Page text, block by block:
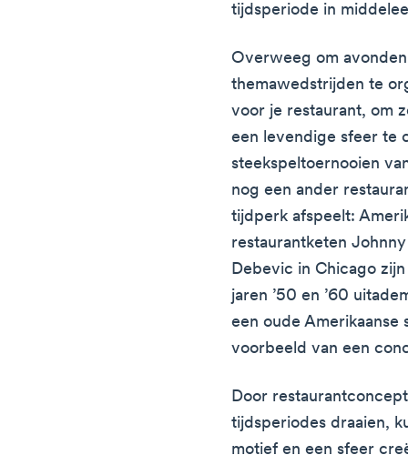
tijdsperiode in
Overweeg om
themawedstrijden te
voor je restaurant, om
een levendige sfeer te
steekspeltoernooien
nog een ander
tijdperk afspeelt:
restaurantketen
Debevic in Chicago
jaren ’50 en ’60
een oude Amerikaanse
voorbeeld van een
Door
tijdsperiodes draaien,
motief en een sfeer